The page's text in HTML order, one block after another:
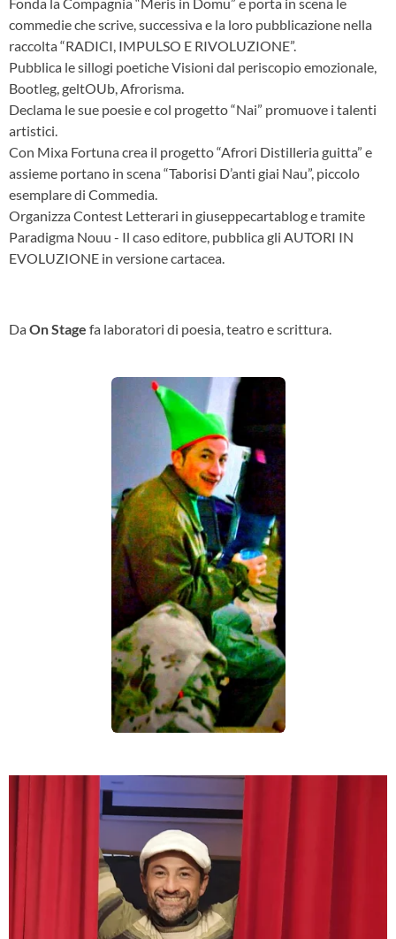
Fonda la Compagnia “Meris in Domu” e porta in scena le
commedie che scrive, successiva e la loro pubblicazione nella
raccolta “RADICI, IMPULSO E RIVOLUZIONE”.
Pubblica le sillogi poetiche Visioni dal periscopio emozionale,
Bootleg, geltOUb, Afrorisma.
Declama le sue poesie e col progetto “Nai” promuove i talenti
artistici.
Con Mixa Fortuna crea il progetto “Afrori Distilleria guitta” e
assieme portano in scena “Taborisi D’anti giai Nau”, piccolo
esemplare di Commedia.
Organizza Contest Letterari in giuseppecartablog e tramite
Paradigma Nouu - Il caso editore, pubblica gli AUTORI IN
EVOLUZIONE in versione cartacea.
DaOn Stage fa laboratori di poesia, teatro e scrittura.